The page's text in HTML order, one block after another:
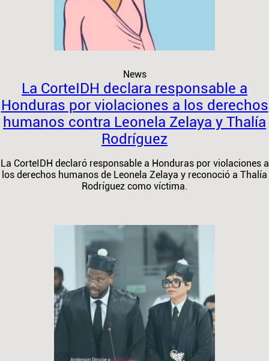
News
La CorteIDH declara responsable a
Honduras por violaciones a los derechos
humanos contra Leonela Zelaya y Thalía
Rodríguez
La CorteIDH declaró responsable a Honduras por violaciones a
los derechos humanos de Leonela Zelaya y reconoció a Thalía
Rodríguez como víctima.